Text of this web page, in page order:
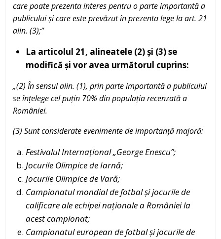
care poate prezenta interes pentru o parte importantă a
publicului și care este prevăzut în prezenta lege la art. 21
alin. (3);”
La articolul 21, alineatele (2) și (3) se
modifică și vor avea următorul cuprins:
„(2) În sensul alin. (1), prin parte importantă a publicului
se înțelege cel puțin 70% din populația recenzată a
României.
(3) Sunt considerate evenimente de importanță majoră:
Festivalul Internațional „George Enescu”;
Jocurile Olimpice de Iarnă;
Jocurile Olimpice de Vară;
Campionatul mondial de fotbal și jocurile de
calificare ale echipei naționale a României la
acest campionat;
Campionatul european de fotbal și jocurile de